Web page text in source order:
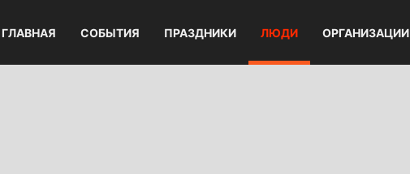
ГЛАВНАЯ СОБЫТИЯ ПРАЗДНИКИ ЛЮДИ ОРГАНИЗАЦИИ